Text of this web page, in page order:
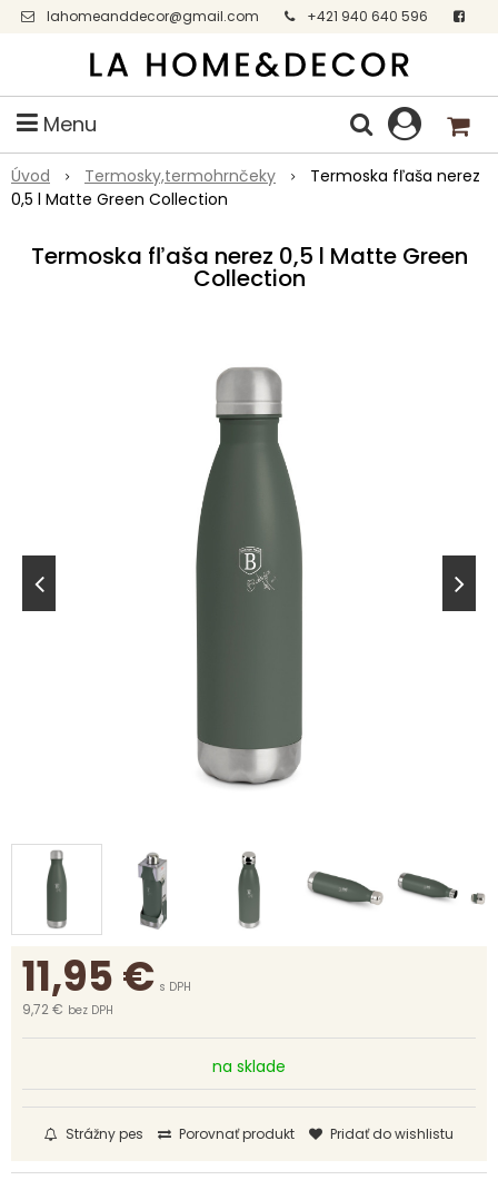
lahomeanddecor@gmail.com
+421 940 640 596
Facebook
Menu
Úvod Termosky,termohrnčeky
Termoska fľaša nerez
0,5 l Matte Green Collection
Termoska fľaša nerez 0,5 l Matte Green
Collection
11,95€ s DPH
9,72 € bez DPH
na sklade
Strážny pes Porovnať produkt Pridať do wishlistu